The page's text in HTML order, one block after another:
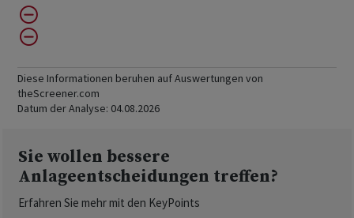
Diese Informationen beruhen auf Auswertungen von
theScreener.com
Datum der Analyse: 04.08.2026
Sie wollen bessere
Anlageentscheidungen treffen?
Erfahren Sie mehr mit den KeyPoints